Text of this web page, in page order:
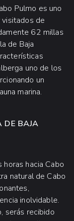
Pulmo es uno
de
62 millas
de Baja
uno de los
un
marina.
DE BAJA
hacia Cabo
natural de Cabo
inolvidable.
serás recibido